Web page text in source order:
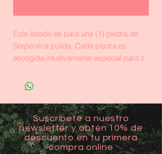
Este listado es para una (1) piedra de
Serpentina pulida. Cada piedra es
escogida intuitivamente especial para tí.
Suscríbete a nuestro
newsletter y obtén 10% de
descuento en tu primera
compra online